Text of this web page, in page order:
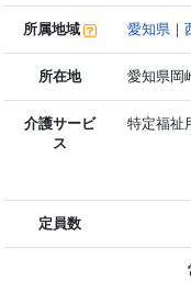
所属地域 愛知県 ｜
所在地 愛知県岡
介護サービ
ス
特定福祉
定員数